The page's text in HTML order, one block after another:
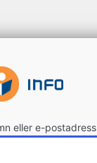
eller e-postadress